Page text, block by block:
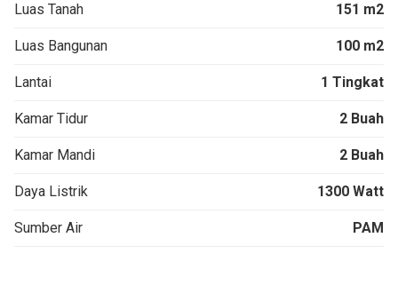
Luas Tanah 151 m2
Luas Bangunan 100 m2
Lantai 1 Tingkat
Kamar Tidur 2 Buah
Kamar Mandi 2 Buah
Daya Listrik 1300 Watt
Sumber Air PAM